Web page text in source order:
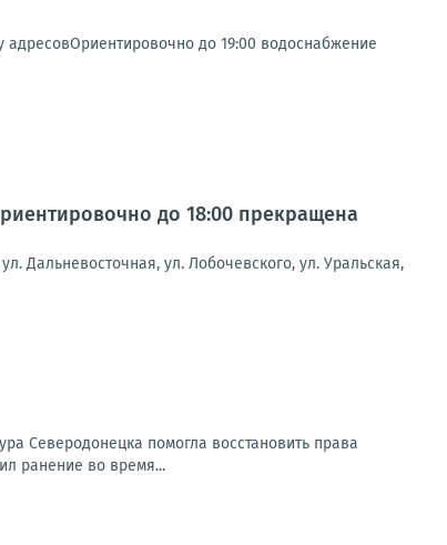
до 19:00 водоснабжение
до 18:00 прекращена
Дальневосточная, ул. Лобочевского, ул. Уральская,
Северодонецка помогла восстановить права
ранение во время...